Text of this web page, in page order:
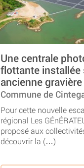
Une centrale
flottante installée
ancienne gravière
Commune de
Pour cette nouvelle
régional Les
proposé aux
découvrir la (…)